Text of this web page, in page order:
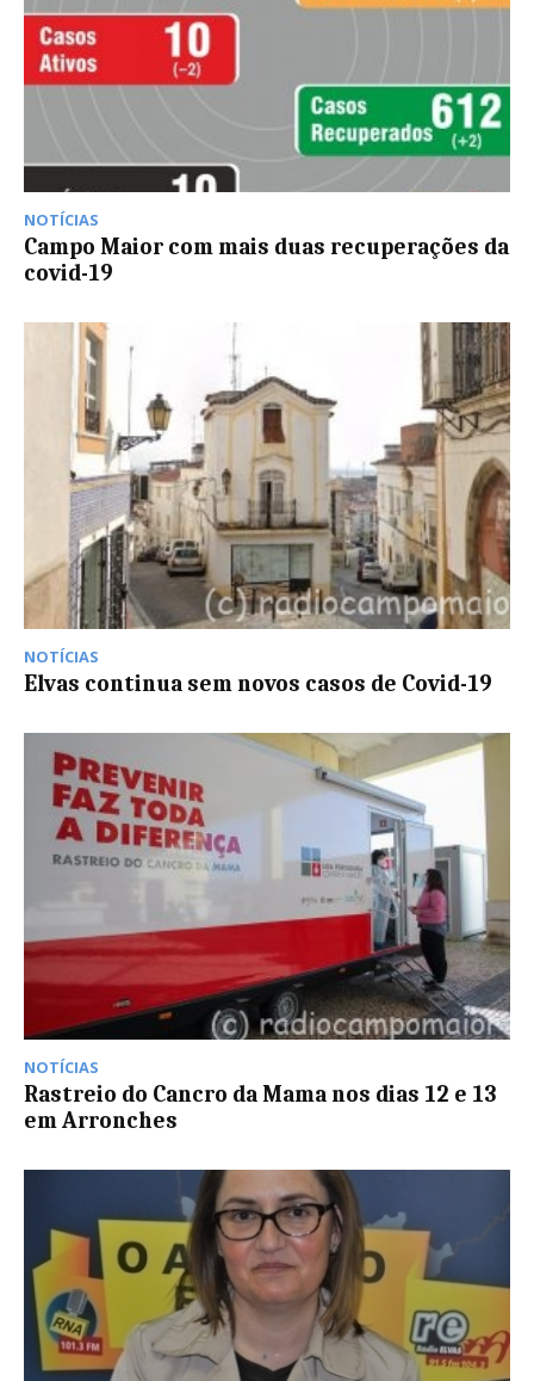
NOTÍCIAS
Campo Maior com mais duas recuperações da
covid-19
NOTÍCIAS
Elvas continua sem novos casos de Covid-19
NOTÍCIAS
Rastreio do Cancro da Mama nos dias 12 e 13
em Arronches